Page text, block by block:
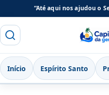
“Até aqui nos ajudou o
Buscar
Menu
Início Espírito Santo